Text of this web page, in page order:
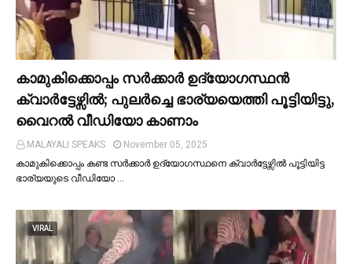
കാമുകിക്കൊപ്പം സര്‍ക്കാര്‍ ഉദ്യോഗസ്ഥൻ
ക്വാര്‍ട്ടേഴ്സില്‍; പുലര്‍ച്ചെ ഭാര്യയെത്തി പൂട്ടിയിട്ടു,
വൈറല്‍ വീഡിയോ കാണാം
MALAYALI SPEAKS
November 05, 2025
കാമുകിക്കൊപ്പം കണ്ട സർക്കാർ ഉദ്യോഗസ്ഥനെ ക്വാർട്ടേഴ്സില്‍ പൂട്ടിയിട്ട
ഭാര്യയുടെ വീഡിയോ …
VIRAL